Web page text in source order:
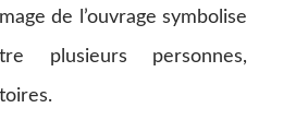
de l’ouvrage symbolise
plusieurs personnes,